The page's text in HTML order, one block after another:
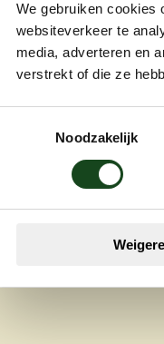
We gebruiken cookies
websiteverkeer te
media, adverteren en
verstrekt of die ze
Noodzakelijk
a besoin d’être
plus de 50
de votre sous-sol à
maison est entre de
de 40 ans
qualité-prix. Après
plus récents. Grâce
une finition